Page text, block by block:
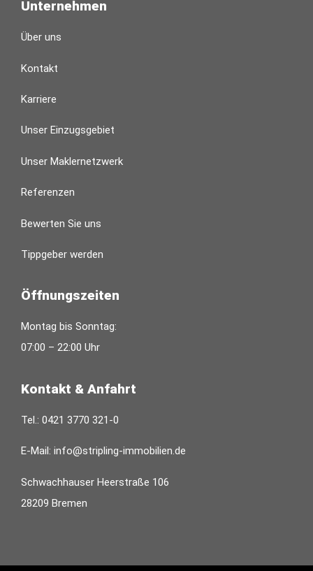
Unternehmen
Über uns
Kontakt
Karriere
Unser Einzugsgebiet
Unser Maklernetzwerk
Referenzen
Bewerten Sie uns
Tippgeber werden
Öffnungszeiten
Montag bis Sonntag:
07:00 – 22:00 Uhr
Kontakt & Anfahrt
Tel.: 0421 3770 321-0
E-Mail: info@stripling-immobilien.de
Schwachhauser Heerstraße 106
28209 Bremen